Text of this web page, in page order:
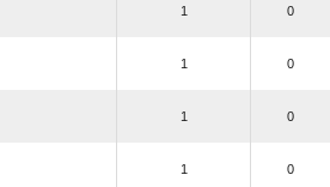
1 0
1 0
1 0
1 0